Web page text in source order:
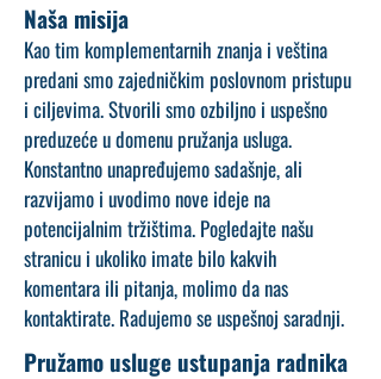
Naša misija
Kao tim komplementarnih znanja i veština
predani smo zajedničkim poslovnom pristupu
i ciljevima. Stvorili smo ozbiljno i uspešno
preduzeće u domenu pružanja usluga.
Konstantno unapređujemo sadašnje, ali
razvijamo i uvodimo nove ideje na
potencijalnim tržištima. Pogledajte našu
stranicu i ukoliko imate bilo kakvih
komentara ili pitanja, molimo da nas
kontaktirate. Radujemo se uspešnoj saradnji.
Pružamo usluge ustupanja radnika